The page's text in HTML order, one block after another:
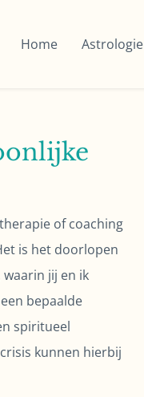
Home Astrologie
of coaching
is het doorlopen
jij en ik
bepaalde
spiritueel
kunnen hierbij